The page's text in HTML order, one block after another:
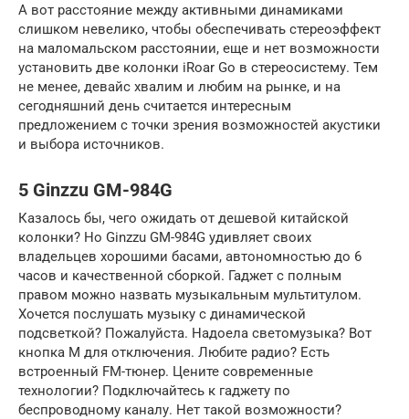
А вот расстояние между активными динамиками
слишком невелико, чтобы обеспечивать стереоэффект
на маломальском расстоянии, еще и нет возможности
установить две колонки iRoar Go в стереосистему. Тем
не менее, девайс хвалим и любим на рынке, и на
сегодняшний день считается интересным
предложением с точки зрения возможностей акустики
и выбора источников.
5 Ginzzu GM-984G
Казалось бы, чего ожидать от дешевой китайской
колонки? Но Ginzzu GM-984G удивляет своих
владельцев хорошими басами, автономностью до 6
часов и качественной сборкой. Гаджет с полным
правом можно назвать музыкальным мультитулом.
Хочется послушать музыку с динамической
подсветкой? Пожалуйста. Надоела светомузыка? Вот
кнопка М для отключения. Любите радио? Есть
встроенный FM-тюнер. Цените современные
технологии? Подключайтесь к гаджету по
беспроводному каналу. Нет такой возможности?